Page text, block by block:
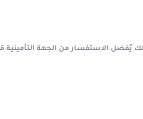
يُفضل الاستفسار من الجهة التأمينية